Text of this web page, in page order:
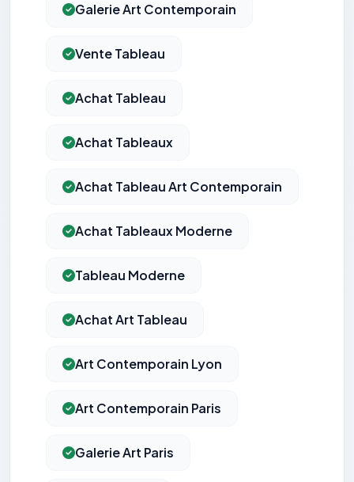
Galerie Art Contemporain
Vente Tableau
Achat Tableau
Achat Tableaux
Achat Tableau Art Contemporain
Achat Tableaux Moderne
Tableau Moderne
Achat Art Tableau
Art Contemporain Lyon
Art Contemporain Paris
Galerie Art Paris